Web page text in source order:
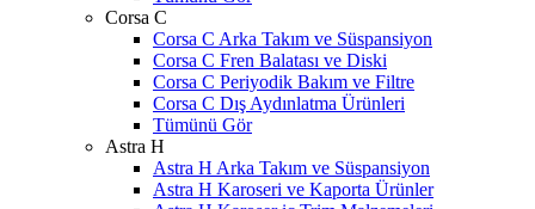
Corsa C
Corsa C Arka Takım ve Süspansiyon
Corsa C Fren Balatası ve Diski
Corsa C Periyodik Bakım ve Filtre
Corsa C Dış Aydınlatma Ürünleri
Tümünü Gör
Astra H
Astra H Arka Takım ve Süspansiyon
Astra H Karoseri ve Kaporta Ürünler